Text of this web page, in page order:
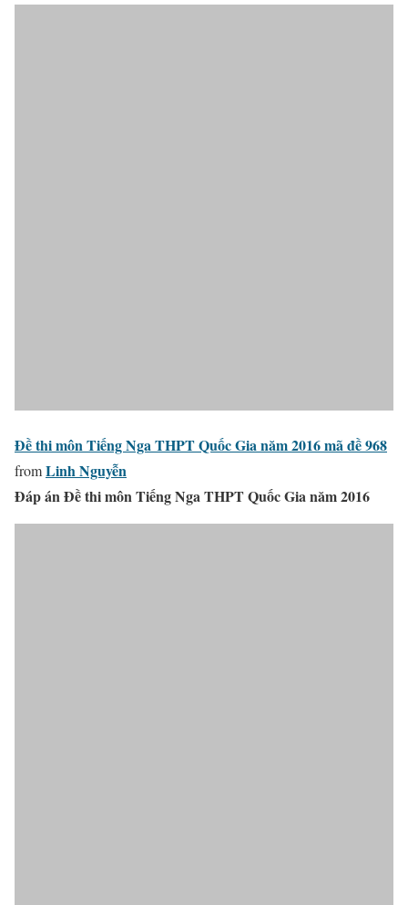
Đề thi môn Tiếng Nga THPT Quốc Gia năm 2016 mã đề 968
fromLinh Nguyễn
Đáp án Đề thi môn Tiếng Nga THPT Quốc Gia năm 2016